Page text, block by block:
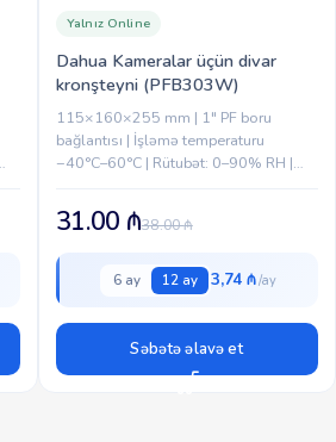
Dahua Kameralar üçün divar
kronşteyni (PFB303W)
Yalnız Online
115×160×255 mm | 1″ PF boru
bağlantısı | İşləmə temperaturu
−40°C–60°C | Rütubət: 0–90% RH |
Uyğun modellər: PFA110, PFA111,...
38.00₼
31.00 ₼
6 ay 12 ay 3,74 ₼
Səbətə əlavə et